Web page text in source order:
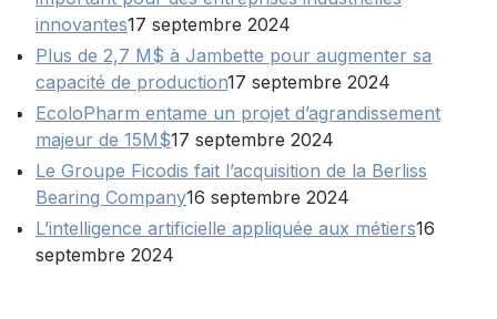
innovantes17 septembre 2024
Plus de 2,7 M$ à Jambette pour augmenter sa
capacité de production17 septembre 2024
EcoloPharm entame un projet d’agrandissement
majeur de 15M$17 septembre 2024
Le Groupe Ficodis fait l’acquisition de la Berliss
Bearing Company16 septembre 2024
L’intelligence artificielle appliquée aux métiers16
septembre 2024